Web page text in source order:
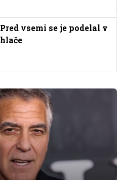
Pred vsemi se je podelal v
hlače